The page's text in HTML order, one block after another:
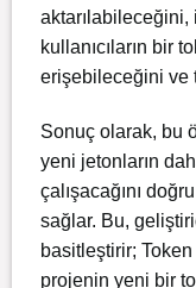
aktarılabileceğini,
kullanıcıların bir
erişebileceğini ve
Sonuç olarak, bu
yeni jetonların
çalışacağını
sağlar. Bu,
basitleştirir;
projenin yeni bir